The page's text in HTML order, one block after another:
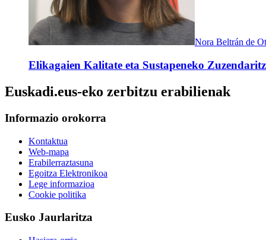
Nora Beltrán de
Elikagaien Kalitate eta Sustapeneko
Euskadi.eus-eko zerbitzu erabilienak
Informazio orokorra
Kontaktua
Web-mapa
Erabilerraztasuna
Egoitza Elektronikoa
Lege informazioa
Cookie politika
Eusko Jaurlaritza